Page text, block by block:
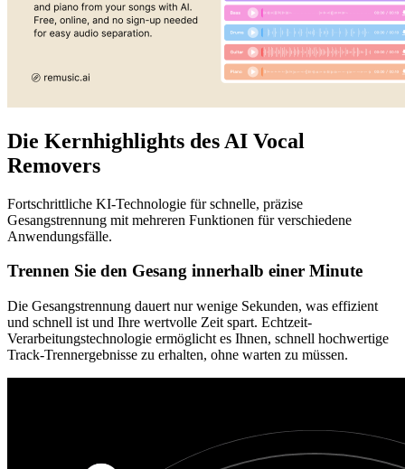
Die Kernhighlights des AI Vocal
Removers
Fortschrittliche KI-Technologie für schnelle, präzise
Gesangstrennung mit mehreren Funktionen für verschiedene
Anwendungsfälle.
Trennen Sie den Gesang innerhalb einer Minute
Die Gesangstrennung dauert nur wenige Sekunden, was effizient
und schnell ist und Ihre wertvolle Zeit spart. Echtzeit-
Verarbeitungstechnologie ermöglicht es Ihnen, schnell hochwertige
Track-Trennergebnisse zu erhalten, ohne warten zu müssen.